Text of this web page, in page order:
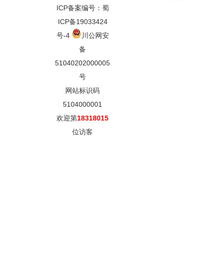
ICP备案编号：蜀
ICP备19033424
号-4
川公网安
备
51040202000005
号
网站标识码
5104000001
欢迎第18318015
位访客